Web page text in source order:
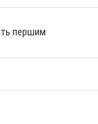
першим